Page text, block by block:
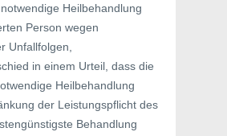
Heilbehandlung
Person wegen
Unfallfolgen,
in einem Urteil, dass die
Heilbehandlung
der Leistungspflicht des
Behandlung